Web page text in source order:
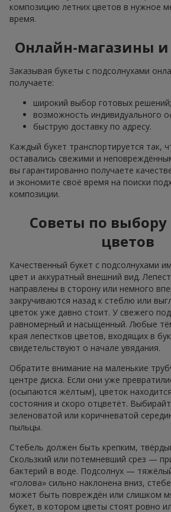
композицию летних цветов в нужное
время.
Онлайн-магазины и
Заказывая букеты с подсолнухами
получаете:
широкий выбор готовых решений;
возможность индивидуального
быструю доставку по адресу.
Каждый букет транспортируется так,
оставались свежими и
вы гарантированно получаете
и экономите своё время на поиски
композиции.
Советы по
цветов
Качественный букет с подсолнухами
цвет и аккуратный внешний вид.
направлены в сторону или немного
закручиваются назад к стеблю или
цветок уже давно стоит. У свежего
равномерный и насыщенный. Любые
края лепестков цветов, входящих в
свидетельствуют о начале увядания.
Обратите внимание на маленькие
центре диска. Если они уже
(осыпаются жёлтым), цветок
состояния и скоро отцветёт.
зеленоватой или коричневатой
пыльцы.
Стебель должен быть крепким,
Скользкий или потемневший срез —
бактерий в воде. Подсолнух —
«голова» сильно наклонена вниз,
может быть повреждён или слишком
букет, в котором цветы стоят ровно